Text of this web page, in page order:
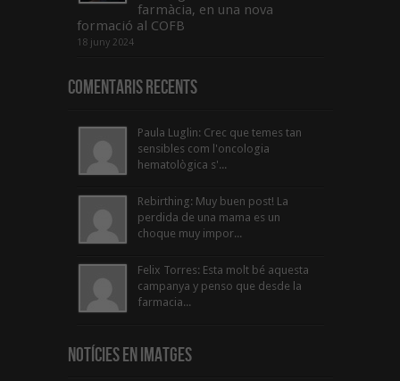
farmàcia, en una nova
formació al COFB
18 juny 2024
Comentaris Recents
Paula Luglin: Crec que temes tan
sensibles com l'oncologia
hematològica s'...
Rebirthing: Muy buen post! La
perdida de una mama es un
choque muy impor...
Felix Torres: Esta molt bé aquesta
campanya y penso que desde la
farmacia...
Notícies en Imatges